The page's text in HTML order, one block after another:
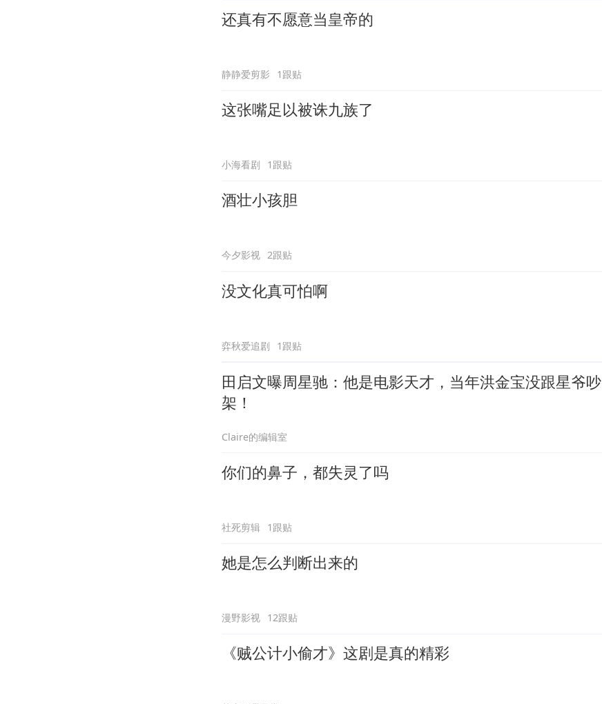
还真有不愿意当皇帝的
静静爱剪影 1跟贴
这张嘴足以被诛九族了
小海看剧 1跟贴
酒壮小孩胆
今夕影视 2跟贴
没文化真可怕啊
弈秋爱追剧 1跟贴
田启文曝周星驰：他是电影天才，当年洪金宝没跟星爷吵
架！
Claire的编辑室
你们的鼻子，都失灵了吗
社死剪辑 1跟贴
她是怎么判断出来的
漫野影视 12跟贴
《贼公计小偷才》这剧是真的精彩